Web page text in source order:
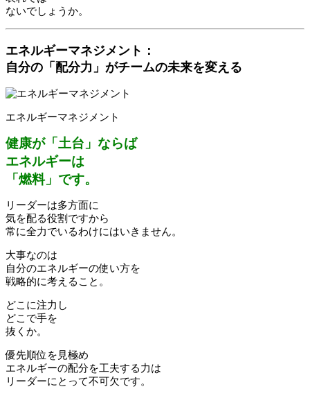
ないでしょうか。
エネルギーマネジメント：
自分の「配分力」がチームの未来を変える
エネルギーマネジメント
健康が「土台」ならば
エネルギーは
「燃料」です。
リーダーは多方面に
気を配る役割ですから
常に全力でいるわけにはいきません。
大事なのは
自分のエネルギーの使い方を
戦略的に考えること。
どこに注力し
どこで手を
抜くか。
優先順位を見極め
エネルギーの配分を工夫する力は
リーダーにとって不可欠です。